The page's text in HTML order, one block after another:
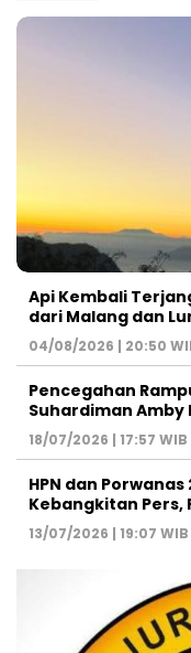
Api Kembali
dari Malang dan
04/08/2026 | 20:50
Pencegahan
Suhardiman Amby
18/07/2026 | 17:57 WIB
HPN dan
Kebangkitan Pers,
13/07/2026 | 19:07 WIB